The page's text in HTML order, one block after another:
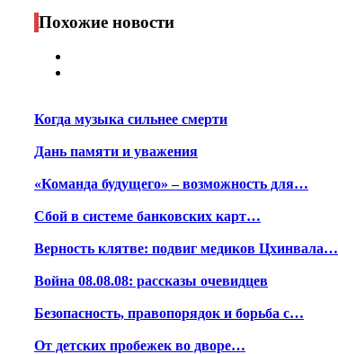
Print
Похожие новости
Когда музыка сильнее смерти
Дань памяти и уважения
«Команда будущего» – возможность для…
Сбой в системе банковских карт…
Верность клятве: подвиг медиков Цхинвала…
Война 08.08.08: рассказы очевидцев
Безопасность, правопорядок и борьба с…
От детских пробежек во дворе…